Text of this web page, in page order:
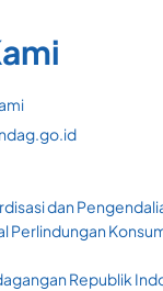
dan
Perlindungan
Republik